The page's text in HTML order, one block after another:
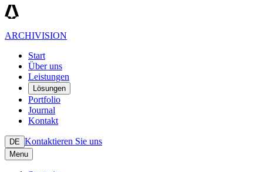
ARCHIVISION
Start
Über uns
Leistungen
Lösungen
Portfolio
Journal
Kontakt
DE Kontaktieren Sie uns
Menu